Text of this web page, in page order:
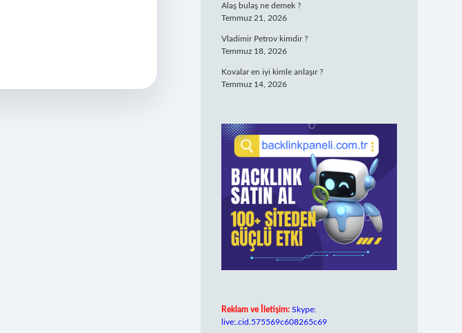
Alaş bulaş ne demek ?
Temmuz 21, 2026
Vladimir Petrov kimdir ?
Temmuz 18, 2026
Kovalar en iyi kimle anlaşır ?
Temmuz 14, 2026
Reklam ve İletişim: Skype:
live:.cid.575569c608265c69